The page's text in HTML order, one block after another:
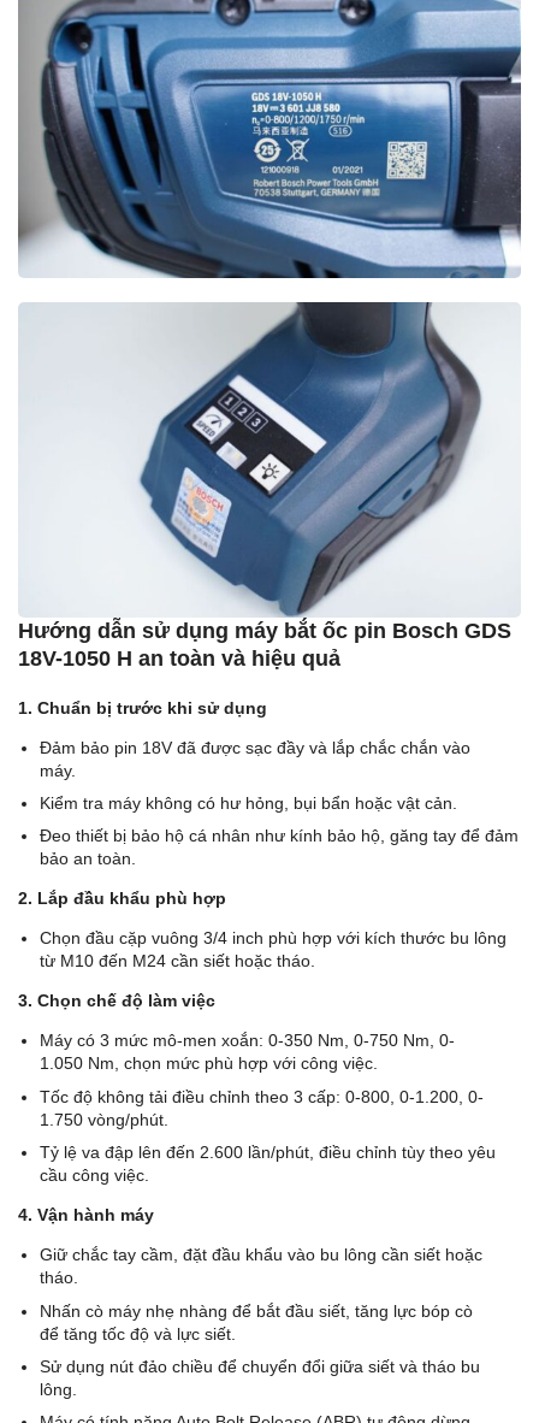
Hướng dẫn sử dụng máy bắt ốc pin Bosch GDS
18V-1050 H an toàn và hiệu quả
1. Chuẩn bị trước khi sử dụng
Đảm bảo pin 18V đã được sạc đầy và lắp chắc chắn vào
máy.
Kiểm tra máy không có hư hỏng, bụi bẩn hoặc vật cản.
Đeo thiết bị bảo hộ cá nhân như kính bảo hộ, găng tay để đảm
bảo an toàn.
2. Lắp đầu khẩu phù hợp
Chọn đầu cặp vuông 3/4 inch phù hợp với kích thước bu lông
từ M10 đến M24 cần siết hoặc tháo.
3. Chọn chế độ làm việc
Máy có 3 mức mô-men xoắn: 0-350 Nm, 0-750 Nm, 0-
1.050 Nm, chọn mức phù hợp với công việc.
Tốc độ không tải điều chỉnh theo 3 cấp: 0-800, 0-1.200, 0-
1.750 vòng/phút.
Tỷ lệ va đập lên đến 2.600 lần/phút, điều chỉnh tùy theo yêu
cầu công việc.
4. Vận hành máy
Giữ chắc tay cầm, đặt đầu khẩu vào bu lông cần siết hoặc
tháo.
Nhấn cò máy nhẹ nhàng để bắt đầu siết, tăng lực bóp cò
để tăng tốc độ và lực siết.
Sử dụng nút đảo chiều để chuyển đổi giữa siết và tháo bu
lông.